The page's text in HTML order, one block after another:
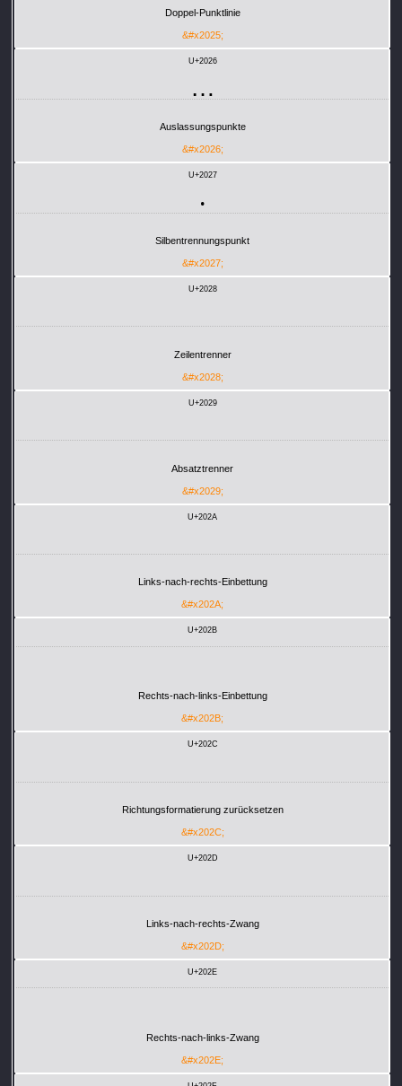
Doppel-Punktlinie
&#x2025;
U+2026
…
Auslassungspunkte
&#x2026;
U+2027
‧
Silbentrennungspunkt
&#x2027;
U+2028
Zeilentrenner
&#x2028;
U+2029
Absatztrenner
&#x2029;
U+202A
Links-nach-rechts-Einbettung
&#x202A;
U+202B
Rechts-nach-links-Einbettung
&#x202B;
U+202C
Richtungsformatierung zurücksetzen
&#x202C;
U+202D
Links-nach-rechts-Zwang
&#x202D;
U+202E
Rechts-nach-links-Zwang
&#x202E;